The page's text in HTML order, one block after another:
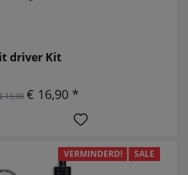
driver Kit
19,90 € 16,90 *
VERMINDERD! SALE